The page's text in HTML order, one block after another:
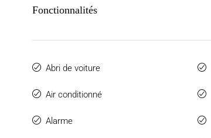
Fonctionnalités
Abri de voiture
Air conditionné
Alarme